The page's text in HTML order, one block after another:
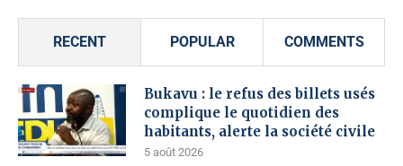
RECENT POPULAR COMMENTS
Bukavu : le refus des billets usés
complique le quotidien des
habitants, alerte la société civile
5 août 2026